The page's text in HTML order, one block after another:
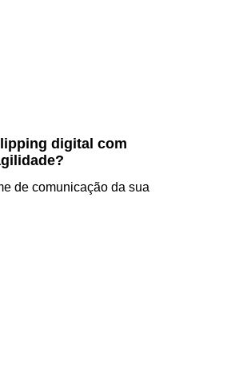
digital com
de comunicação da sua